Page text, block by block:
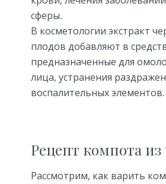
сферы.
В косметологии экстракт
плодов добавляют в
предназначенные для
лица, устранения
воспалительных элементов.
Рецепт компота
Рассмотрим, как варить